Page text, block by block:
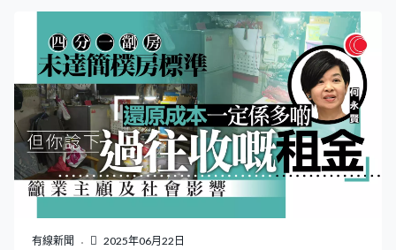
證，減一些大約有八千人。說真的面積每個人都懂得量
度，獨立抽氣扇是否獨立每個人都知，如果要求本身是消
防相關專業人士就可以認證。」
有線新聞 2025年06月22日